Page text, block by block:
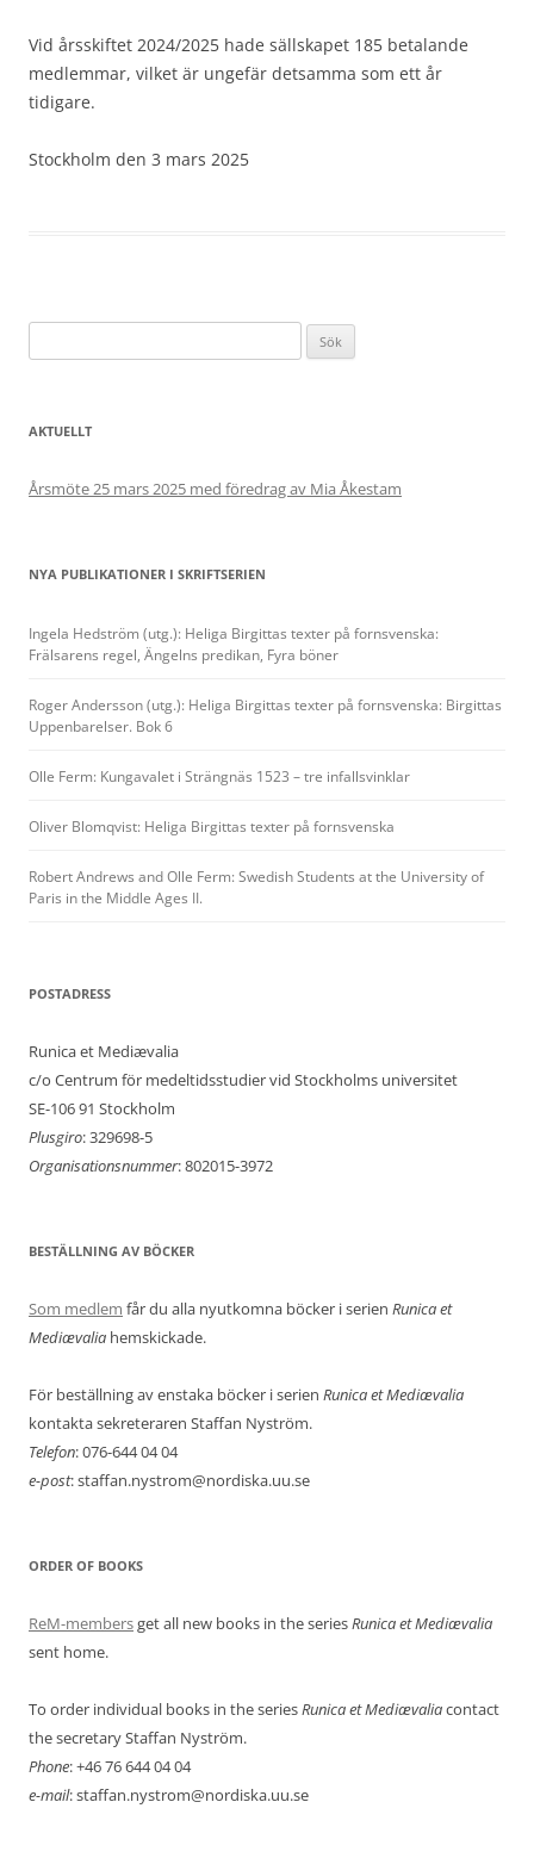
Vid årsskiftet 2024/2025 hade sällskapet 185 betalande
medlemmar, vilket är ungefär detsamma som ett år
tidigare.
Stockholm den 3 mars 2025
efter:
AKTUELLT
Årsmöte 25 mars 2025 med föredrag av Mia Åkestam
NYA PUBLIKATIONER I SKRIFTSERIEN
Ingela Hedström (utg.): Heliga Birgittas texter på fornsvenska:
Frälsarens regel, Ängelns predikan, Fyra böner
Roger Andersson (utg.): Heliga Birgittas texter på fornsvenska: Birgittas
Uppenbarelser. Bok 6
Olle Ferm: Kungavalet i Strängnäs 1523 – tre infallsvinklar
Oliver Blomqvist: Heliga Birgittas texter på fornsvenska
Robert Andrews and Olle Ferm: Swedish Students at the University of
Paris in the Middle Ages II.
POSTADRESS
Runica et Mediævalia
c/o Centrum för medeltidsstudier vid Stockholms universitet
SE-106 91 Stockholm
Plusgiro: 329698-5
Organisationsnummer: 802015-3972
BESTÄLLNING AV BÖCKER
Som medlem får du alla nyutkomna böcker i serien Runica et
Mediævalia hemskickade.
För beställning av enstaka böcker i serien Runica et Mediævalia
kontakta sekreteraren Staffan Nyström.
Telefon: 076-644 04 04
e-post: staffan.nystrom@nordiska.uu.se
ORDER OF BOOKS
ReM-membersget all new books in the seriesRunica et Mediævalia
sent home.
To order individual books in the seriesRunica et Mediævaliacontact
the secretary Staffan Nyström.
Phone: +46 76 644 04 04
e-mail: staffan.nystrom@nordiska.uu.se